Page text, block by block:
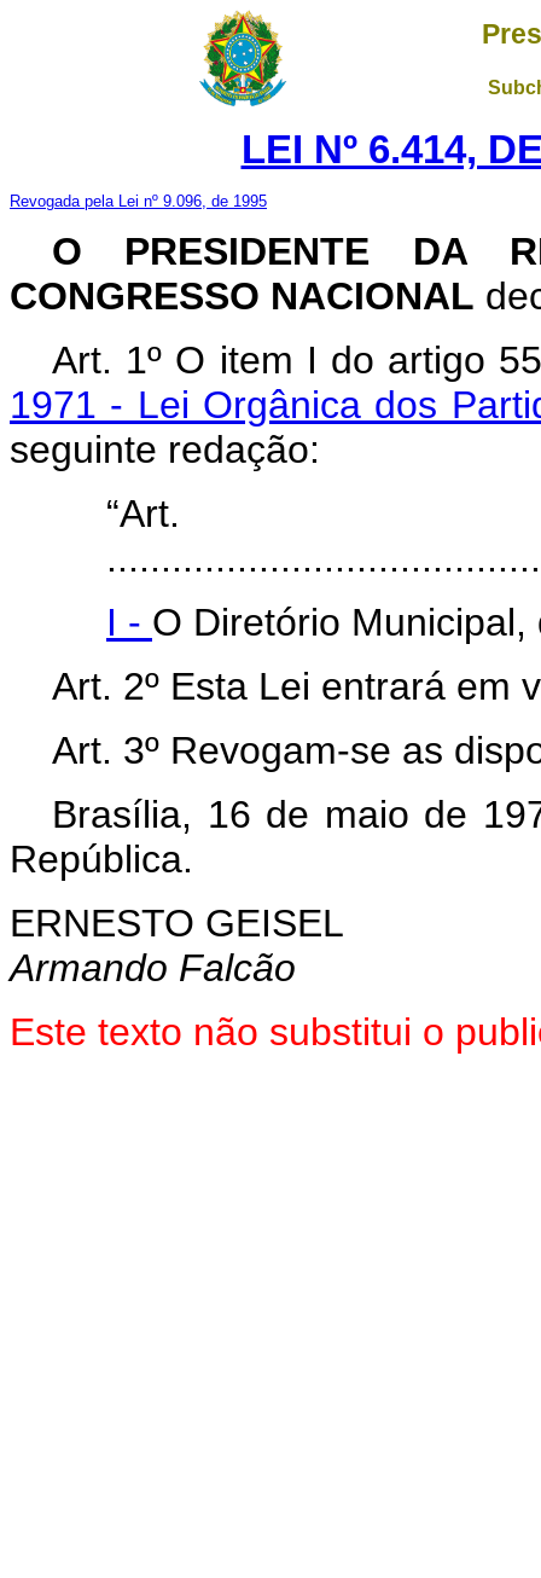
LEI Nº 6.414,
Revogada pela Lei nº 9.096, de 1995
O PRESIDENTE DA
CONGRESSO NACIONAL
Art. 1º O item I do artigo
1971 - Lei Orgânica dos
seguinte redação:
I - O Diretório Municipal,
Art. 2º Esta Lei entrará em
Art. 3º Revogam-se as
Brasília, 16 de maio de
República.
ERNESTO GEISEL
Armando Falcão
Este texto não substitui o